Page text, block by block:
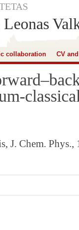
collaboration CV
J. Chem.